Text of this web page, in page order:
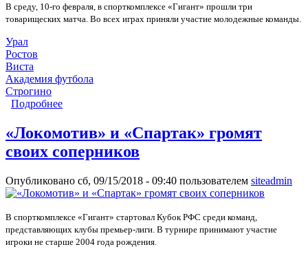
В среду, 10-го февраля, в спорткомплексе «Гигант» прошли три
товарищеских матча. Во всех играх приняли участие молодежные команды.
Урал
Ростов
Виста
Академия футбола
Строгино
Подробнее
«Локомотив» и «Спартак» громят
своих соперников
Опубликовано сб, 09/15/2018 - 09:40 пользователем siteadmin
В спорткомплексе «Гигант» стартовал Кубок РФС среди команд,
представляющих клубы премьер-лиги. В турнире принимают участие
игроки не старше 2004 года рождения.